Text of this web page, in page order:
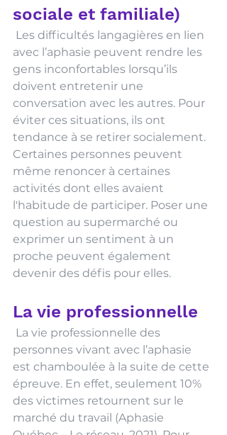
sociale et familiale)
Les difficultés langagières en lien
avec l’aphasie peuvent rendre les
gens inconfortables lorsqu’ils
doivent entretenir une
conversation avec les autres. Pour
éviter ces situations, ils ont
tendance à se retirer socialement.
Certaines personnes peuvent
même renoncer à certaines
activités dont elles avaient
l'habitude de participer. Poser une
question au supermarché ou
exprimer un sentiment à un
proche peuvent également
devenir des défis pour elles.
La vie professionnelle
La vie professionnelle des
personnes vivant avec l’aphasie
est chamboulée à la suite de cette
épreuve. En effet, seulement 10%
des victimes retournent sur le
marché du travail (Aphasie